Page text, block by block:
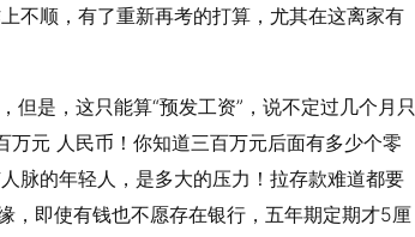
不顺，有了重新再考的打算，尤其在这离家有
是，这只能算“预发工资”，说不定过几个月只
元 人民币！你知道三百万元后面有多少个零
的年轻人，是多大的压力！拉存款难道都要
，即使有钱也不愿存在银行，五年期定期才5厘